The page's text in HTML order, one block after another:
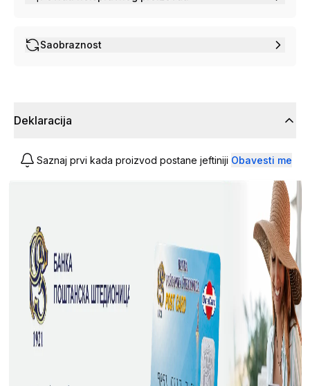
Saobraznost
Deklaracija
Saznaj prvi kada proizvod postane jeftiniji Obavesti me